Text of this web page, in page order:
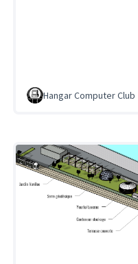
Hangar Computer Club